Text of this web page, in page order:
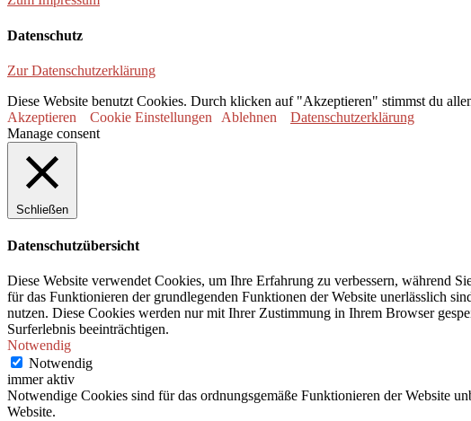
Datenschutz
Zur Datenschutzerklärung
Diese Website benutzt Cookies. Durch klicken auf "Akzeptieren" stimmst du
Akzeptieren
Cookie Einstellungen Ablehnen
Datenschutzerklärung
Manage consent
Schließen
Datenschutzübersicht
Diese Website verwendet Cookies, um Ihre Erfahrung zu verbessern, während
für das Funktionieren der grundlegenden Funktionen der Website unerlässlich
nutzen. Diese Cookies werden nur mit Ihrer Zustimmung in Ihrem Browser
Surferlebnis beeinträchtigen.
Notwendig
Notwendig
immer aktiv
Notwendige Cookies sind für das ordnungsgemäße Funktionieren der Website
Website.